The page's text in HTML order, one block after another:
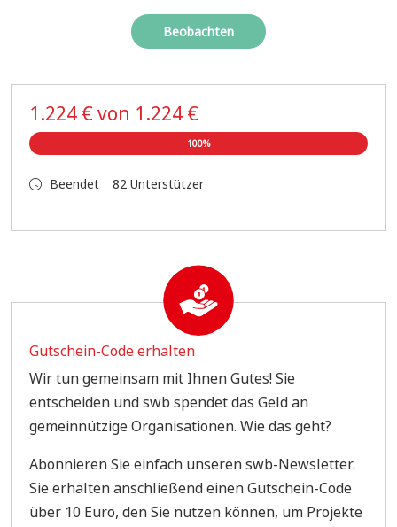
Beobachten
1.224 € von 1.224 €
100%
Beendet 82 Unterstützer
Gutschein-Code erhalten
Wir tun gemeinsam mit Ihnen Gutes! Sie
entscheiden und swb spendet das Geld an
gemeinnützige Organisationen. Wie das geht?
Abonnieren Sie einfach unseren swb-Newsletter.
Sie erhalten anschließend einen Gutschein-Code
über 10 Euro, den Sie nutzen können, um Projekte